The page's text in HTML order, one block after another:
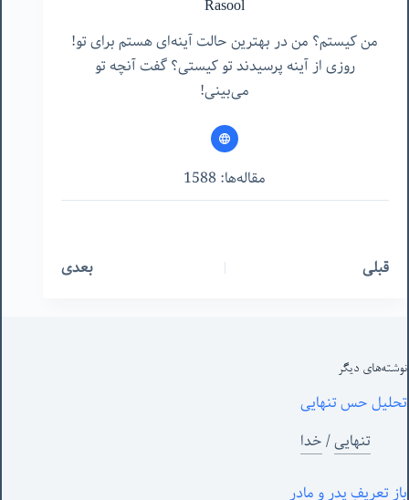
Rasool
من کیستم؟ من در بهترین حالت آینه‌ای هستم برای تو!
روزی از آینه پرسیدند تو کیستی؟ گفت آنچه تو
می‌بینی!
مقاله‌ها: 1588
قبلی بعدی
نوشته‌های‌ دیگر
تحلیل حس تنهایی
تنهایی/خدا
باز تعریفِ پدر و مادر